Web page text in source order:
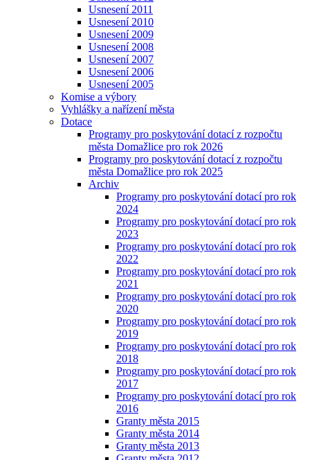
Usnesení 2011
Usnesení 2010
Usnesení 2009
Usnesení 2008
Usnesení 2007
Usnesení 2006
Usnesení 2005
Komise a výbory
Vyhlášky a nařízení města
Dotace
Programy pro poskytování dotací z rozpočtu
města Domažlice pro rok 2026
Programy pro poskytování dotací z rozpočtu
města Domažlice pro rok 2025
Archiv
Programy pro poskytování dotací pro rok
2024
Programy pro poskytování dotací pro rok
2023
Programy pro poskytování dotací pro rok
2022
Programy pro poskytování dotací pro rok
2021
Programy pro poskytování dotací pro rok
2020
Programy pro poskytování dotací pro rok
2019
Programy pro poskytování dotací pro rok
2018
Programy pro poskytování dotací pro rok
2017
Programy pro poskytování dotací pro rok
2016
Granty města 2015
Granty města 2014
Granty města 2013